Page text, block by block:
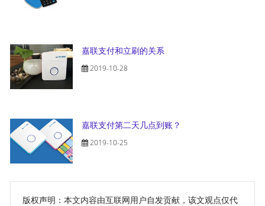
嘉联支付和立刷的关系
2019-10-28
嘉联支付第二天几点到账？
2019-10-25
版权声明：本文内容由互联网用户自发贡献，该文观点仅代